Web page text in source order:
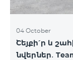
04 October
Շեյքի՛ր և
նվերներ․